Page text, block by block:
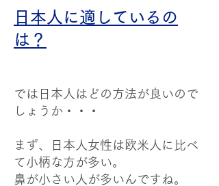
日本人に適しているの
は？
では日本人はどの方法が良いので
しょうか・・・
まず、日本人女性は欧米人に比べ
て小柄な方が多い。
鼻が小さい人が多いんですね。